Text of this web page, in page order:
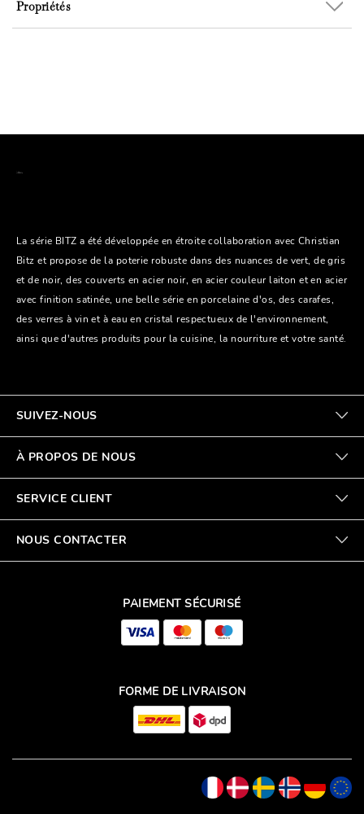
Propriétés
La série BITZ a été développée en étroite collaboration avec Christian
Bitz et propose de la poterie robuste dans des nuances de vert, de gris
et de noir, des couverts en acier noir, en acier couleur laiton et en acier
avec finition satinée, une belle série en porcelaine d'os, des carafes,
des verres à vin et à eau en cristal respectueux de l'environnement,
ainsi que d'autres produits pour la cuisine, la nourriture et votre santé.
SUIVEZ-NOUS
À PROPOS DE NOUS
SERVICE CLIENT
NOUS CONTACTER
PAIEMENT SÉCURISÉ
FORME DE LIVRAISON